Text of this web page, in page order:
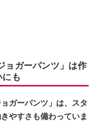
ョガーパンツ」は作
も
ガーパンツ」は、スタ
やすさも備わっていま